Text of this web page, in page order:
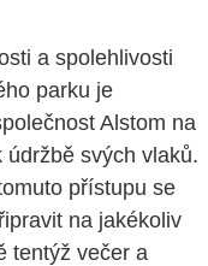
a spolehlivosti
parku je
Alstom na
svých vlaků.
přístupu se
na jakékoliv
tentýž večer a